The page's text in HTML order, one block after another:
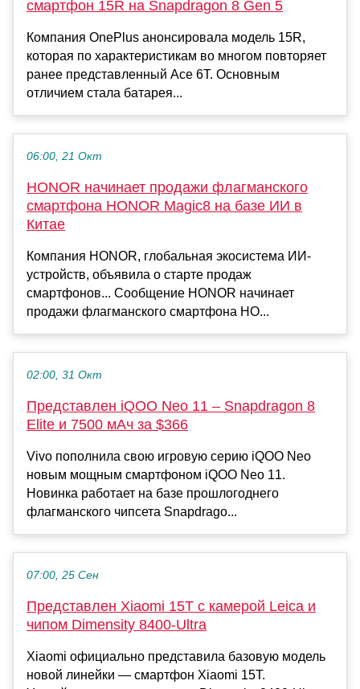
смартфон 15R на Snapdragon 8 Gen 5
Компания OnePlus анонсировала модель 15R,
которая по характеристикам во многом повторяет
ранее представленный Ace 6T. Основным
отличием стала батарея...
06:00, 21 Окт
HONOR начинает продажи флагманского
смартфона HONOR Magic8 на базе ИИ в
Китае
Компания HONOR, глобальная экосистема ИИ-
устройств, объявила о старте продаж
смартфонов... Сообщение HONOR начинает
продажи флагманского смартфона HO...
02:00, 31 Окт
Представлен iQOO Neo 11 – Snapdragon 8
Elite и 7500 мАч за $366
Vivo пополнила свою игровую серию iQOO Neo
новым мощным смартфоном iQOO Neo 11.
Новинка работает на базе прошлогоднего
флагманского чипсета Snapdrago...
07:00, 25 Сен
Представлен Xiaomi 15T с камерой Leica и
чипом Dimensity 8400-Ultra
Xiaomi официально представила базовую модель
новой линейки — смартфон Xiaomi 15T.